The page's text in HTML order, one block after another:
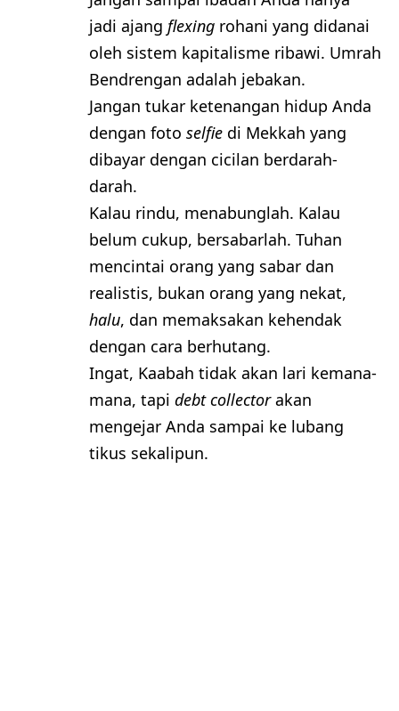
jadi ajang flexing rohani yang didanai
oleh sistem kapitalisme ribawi. Umrah
Bendrengan adalah jebakan.
Jangan tukar ketenangan hidup Anda
dengan foto selfie di Mekkah yang
dibayar dengan cicilan berdarah-
darah.
​Kalau rindu, menabunglah. Kalau
belum cukup, bersabarlah. Tuhan
mencintai orang yang sabar dan
realistis, bukan orang yang nekat,
halu, dan memaksakan kehendak
dengan cara berhutang.
Ingat, Kaabah tidak akan lari kemana-
mana, tapi debt collectorakan
mengejar Anda sampai ke lubang
tikus sekalipun.